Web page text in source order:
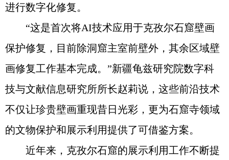
进行数字化修复。
“这是首次将AI技术应用于克孜尔石窟壁画
保护修复，目前除洞窟主室前壁外，其余区域壁
画修复工作基本完成。”新疆龟兹研究院数字科
技与文献信息研究所所长赵莉说，这些前沿技术
不仅让珍贵壁画重现昔日光彩，更为石窟寺领域
的文物保护和展示利用提供了可借鉴方案。
近年来，克孜尔石窟的展示利用工作不断提